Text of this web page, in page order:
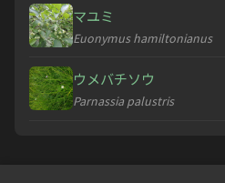
マユミ
Euonymus hamiltonianus
ウメバチソウ
Parnassia palustris